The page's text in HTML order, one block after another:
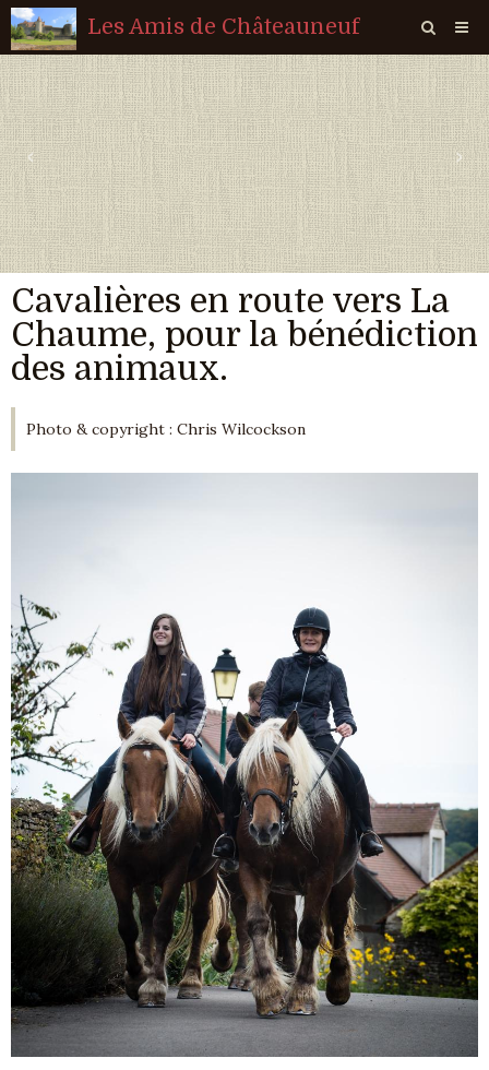
Les Amis de Châteauneuf
Page d'accueil
Livre d'or
Agenda
Quiz
Vidéos
Album
Contact
Sondages
‹ ›
Cavalières en route vers La
Chaume, pour la bénédiction
des animaux.
Photo & copyright : Chris Wilcockson